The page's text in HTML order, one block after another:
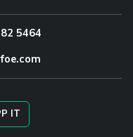
5464
IT